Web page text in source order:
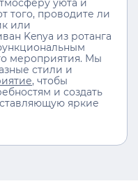
уюта и
того, проводите ли
или
Kenya из ротанга
мероприятия. Мы
стили и
, чтобы
и создать
яркие